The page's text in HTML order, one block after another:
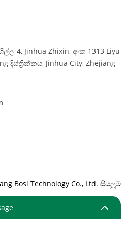
4, Jinhua Zhixin, අංක 1313 Liyu
දිස්ත්‍රික්කය, Jinhua City, Zhejiang
Bosi Technology Co., Ltd. සියලුම
- SitemapTrans -ඉහළ සෙවුම්